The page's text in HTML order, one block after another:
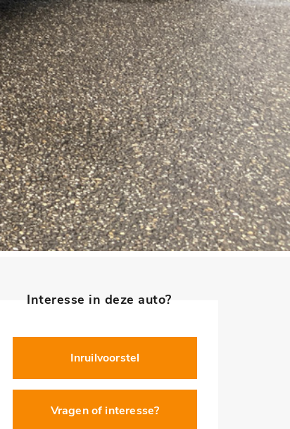
Interesse in deze auto?
Inruilvoorstel
Vragen of interesse?